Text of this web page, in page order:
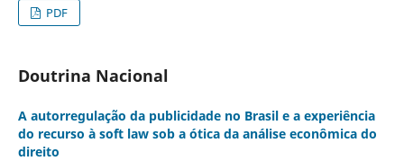
PDF
Doutrina Nacional
A autorregulação da publicidade no Brasil e a experiência
do recurso à soft law sob a ótica da análise econômica do
direito